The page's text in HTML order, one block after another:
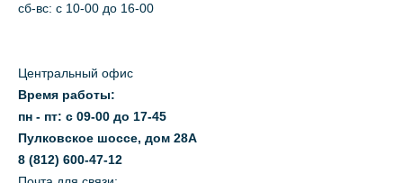
сб-вс: с 10-00 до 16-00
Центральный офис
Время работы:
пн - пт: с 09-00 до 17-45
Пулковское шоссе, дом 28А
8 (812) 600-47-12